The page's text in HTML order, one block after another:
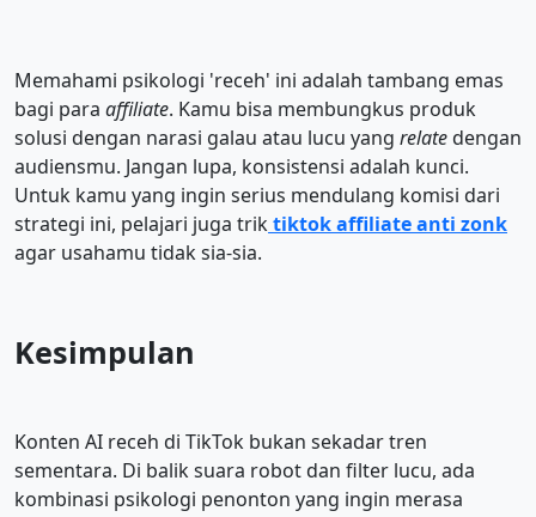
Memahami psikologi 'receh' ini adalah tambang emas
bagi para affiliate. Kamu bisa membungkus produk
solusi dengan narasi galau atau lucu yang relatedengan
audiensmu. Jangan lupa, konsistensi adalah kunci.
Untuk kamu yang ingin serius mendulang komisi dari
strategi ini, pelajari juga triktiktok affiliate anti zonk
agar usahamu tidak sia-sia.
Kesimpulan
Konten AI receh di TikTok bukan sekadar tren
sementara. Di balik suara robot dan filter lucu, ada
kombinasi psikologi penonton yang ingin merasa